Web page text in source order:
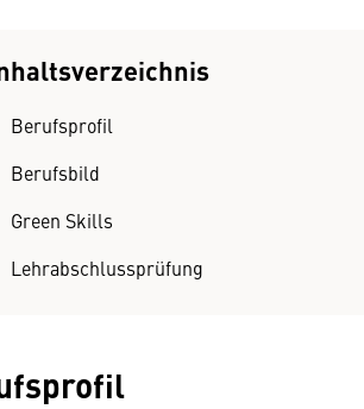
Berufsprofil
Berufsbild
Green Skills
Lehrabschlussprüfung